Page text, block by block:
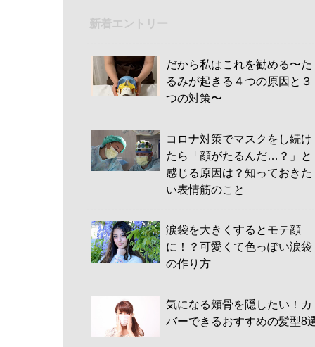
新着エントリー
だから私はこれを勧める〜た
るみが起きる４つの原因と３
つの対策〜
コロナ対策でマスクをし続け
たら「顔がたるんだ…？」と
感じる原因は？知っておきた
い表情筋のこと
涙袋を大きくするとモテ顔
に！？可愛くて色っぽい涙袋
の作り方
気になる頬骨を隠したい！カ
バーできるおすすめの髪型8